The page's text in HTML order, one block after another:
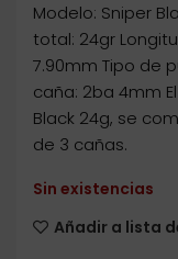
Modelo: Sniper
total: 24gr
7.90mm Tipo de
caña: 2ba 4mm
Black 24g, se
de 3 cañas.
Sin existencias
Añadir a lista